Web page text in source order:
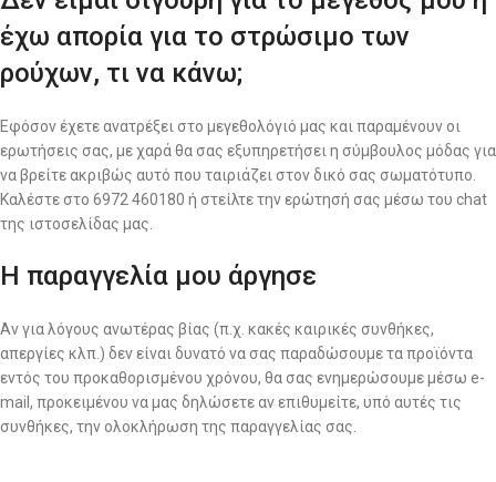
έχω απορία για το στρώσιμο των
ρούχων, τι να κάνω;
Εφόσον έχετε ανατρέξει στο μεγεθολόγιό μας και παραμένουν οι
ερωτήσεις σας, με χαρά θα σας εξυπηρετήσει η σύμβουλος μόδας για
να βρείτε ακριβώς αυτό που ταιριάζει στον δικό σας σωματότυπο.
Καλέστε στο 6972 460180 ή στείλτε την ερώτησή σας μέσω του chat
της ιστοσελίδας μας.
Η παραγγελία μου άργησε
Αν για λόγους ανωτέρας βίας (π.χ. κακές καιρικές συνθήκες,
απεργίες κλπ.) δεν είναι δυνατό να σας παραδώσουμε τα προϊόντα
εντός του προκαθορισμένου χρόνου, θα σας ενημερώσουμε μέσω e-
mail, προκειμένου να μας δηλώσετε αν επιθυμείτε, υπό αυτές τις
συνθήκες, την ολοκλήρωση της παραγγελίας σας.